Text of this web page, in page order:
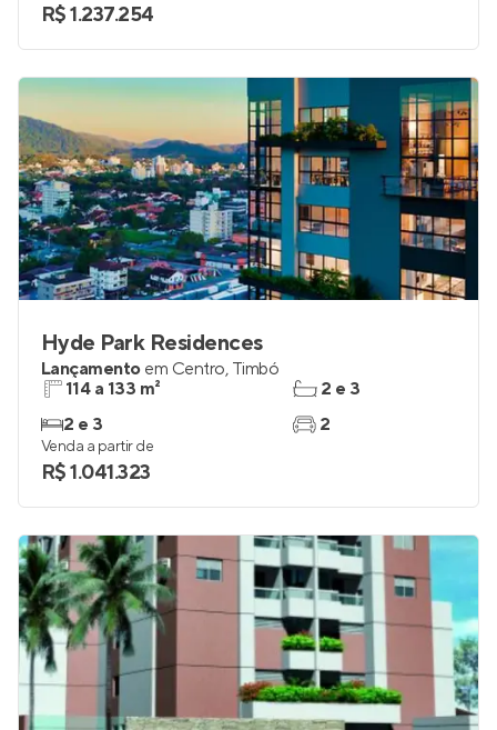
R$ 1.237.254
Hyde Park Residences
Lançamento em Centro, Timbó
114 a 133 m²
2 e 3
2 e 3
2
Venda a partir de
R$ 1.041.323